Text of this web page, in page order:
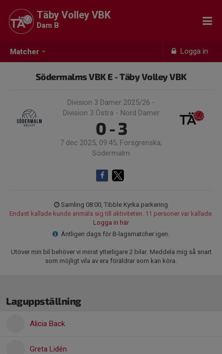
Matcher Logga in
Täby Volley VBK
Dam B
Södermalms VBK E - Täby Volley VBK
Division 3 Damer 2025/26 -
Division 3 Östra - Nord Damer
0 - 3
7 dec 2025, 09:45, Forsgrenska,
Södermalm
Samling 08:00, Tibble Kyrka parkering
Endast kallade kunde anmäla sig till aktiviteten. 11 personer var kallade.
Logga in här
Äntligen dags för B-lagsmatcher igen.
Utöver min bil behöver vi minst ytterligare 2 bilar. Meddela mig så snart
som möjligt vila av era föräldrar som kan köra.
Laguppställning
Alicia Back
Greta Lidén